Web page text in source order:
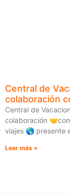
Central de
colaboración
Central de
colaboración
viajes 🌎 presente
Leer más »